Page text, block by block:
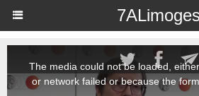
7ALimoges